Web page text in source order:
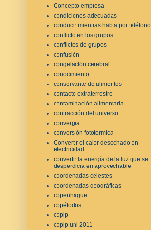
Concepto empresa
condiciones adecuadas
conducir mientras habla por teléfono
conflicto en los grupos
conflictos de grupos
confusión
congelación cerebral
conocimiento
conservante de alimentos
contacto extraterrestre
contaminación alimentaria
contracción del universo
convergia
conversión fototermica
Convertir el calor desechado en
electricidad
convertir la energía de la luz que se
desperdicia en aprovechable
coordenadas celestes
coordenadas geográficas
copenhague
copétodos
copip
copip uni 2011